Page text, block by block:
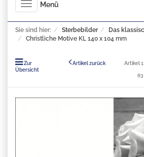
Toggle
navigation
Menü
Sie sind hier: Sterbebilder
Das
Christliche Motive KL 140 x 104 mm
Zur
Übersicht
Artikel zurück Artikel
63